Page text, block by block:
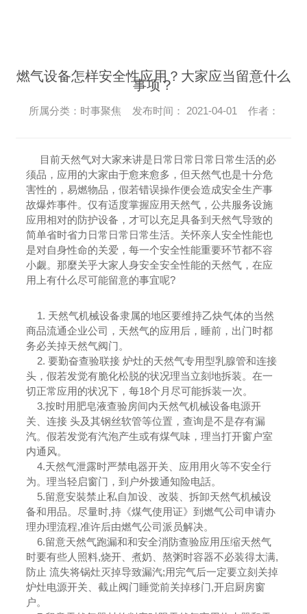
燃气设备怎样安全性应用？大家应当留意什么
事项？
所属分类：时事聚焦 发布时间： 2021-04-01 作者：
目前天然气对大家来讲是日常日常日常日常生活的必
须品，应用的大家由于愈来愈多，但天然气也是十分危
害性的，易燃物品，假若错误操作便会造成安全生产事
故爆炸事件。仅有适度掌握应用天然气，公共服务设施
应用相对的防护设备，才可以充足具备到天然气导致的
简单省时省力日常日常日常生活。关怀亲人安全性能也
是对自身性命的关爱，每一个安全性能重要环节都不容
小觑。那麼关乎大家人身安全安全性能的天然气，在应
用上有什么尽可能留意的事宜呢?
1. 天然气机械设备隶属的地区要维持乙炔气体的当然
商品流通企业公司，天然气的应用后，睡前，出门时都
务必关掉天然气阀门。
2. 要勤奋查验联接 炉灶的天然气专用型乳腺管和连接
头，假若发觉有脆化松脱的状况理当立刻地拆装。在一
切正常应用的状况下，每18个月尽可能拆装一次。
3.按时用肥皂液查验房间内天然气机械设备电源开
关、连接 头及其钢丝软管等位置，查询是不是存有漏
汽。假若发觉有汽泡产生或有煤气味，理当打开窗户室
内通风。
4.天然气泄露时严禁电器开关、应用用火等不安全行
为。理当轻启窗门，到户外拨通知险电話。
5.留意安裝禁止私自加设、改裝、拆卸天然气机械设
备和用品。尽量时,持《煤气使用证》到燃气公司申请办
理办理流程,准许后由燃气公司派员解决。
6.留意天然气跑漏和和安全消防查验应用压缩天然气
时要有些人照料,烧开、煮奶、熬粥时容器不必装得太满,
防止 流失将锅灶灭掉导致漏汽;用完气后一定要立刻关掉
炉灶电源开关、截止阀门睡觉前关掉移门,开启厨房窗
户。